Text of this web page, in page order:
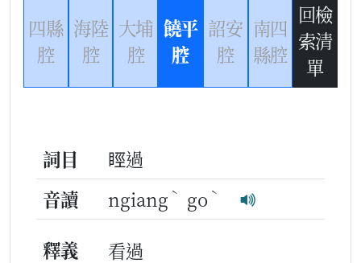
四縣
腔
海陸
腔
大埔
腔
饒平
腔
詔安
腔
南四
縣腔
回檢
索清
單
詞目
䀴過
音讀
ngiang ˋ go ˋ
釋義
看過